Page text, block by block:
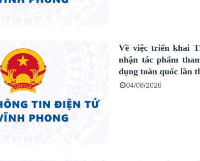
Về việc triển khai
nhận tác phẩm
dụng toàn quốc lần
04/08/2026